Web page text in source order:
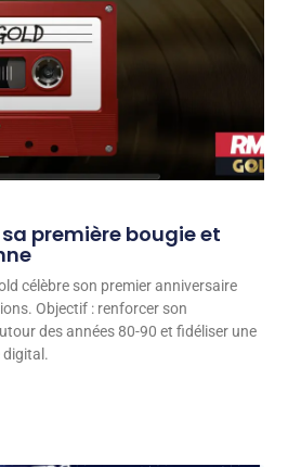
première bougie et
célèbre son premier anniversaire
Objectif : renforcer son
des années 80-90 et fidéliser une
digital.